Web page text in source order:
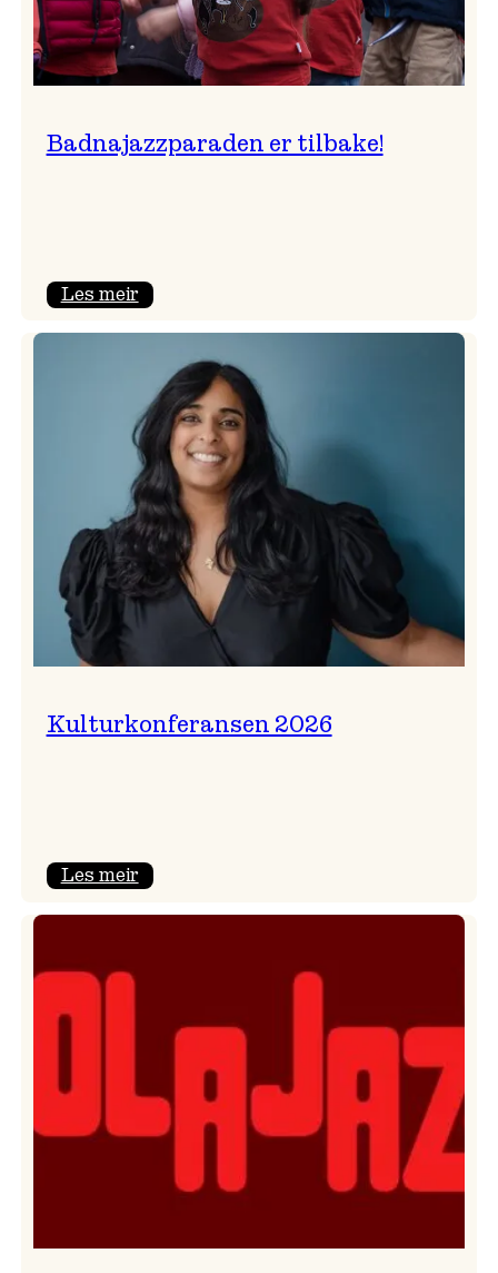
Badnajazzparaden er tilbake!
Les meir:
tilbake!
Kulturkonferansen 2026
Les meir: